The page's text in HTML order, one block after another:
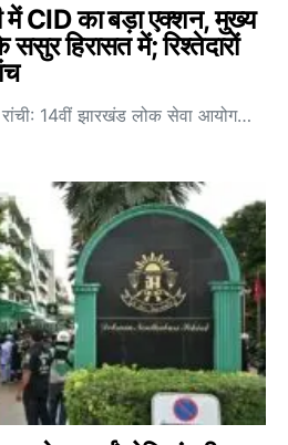
में CID का बड़ा एक्शन, मुख्य
हिरासत में; रिश्तेदारों
14वीं झारखंड लोक सेवा आयोग…